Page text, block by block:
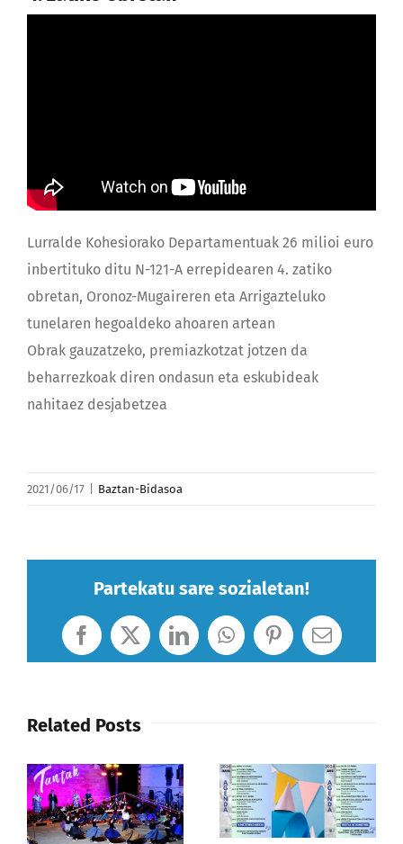
Lurralde Kohesiorako Departamentuak 26 milioi euro
inbertituko ditu N-121-A errepidearen 4. zatiko
obretan, Oronoz-Mugaireren eta Arrigazteluko
tunelaren hegoaldeko ahoaren artean
Obrak gauzatzeko, premiazkotzat jotzen da
beharrezkoak diren ondasun eta eskubideak
nahitaez desjabetzea
2021/06/17 Baztan-Bidasoa
Partekatu sare sozialetan!
Facebook
X LinkedInWhatsApp
Pinterest
Email
Related Posts